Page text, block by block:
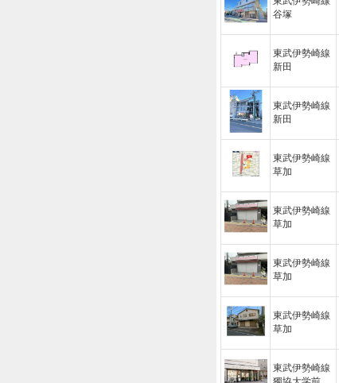
谷塚
東武伊勢崎線
新田
東武伊勢崎線
新田
東武伊勢崎線
草加
東武伊勢崎線
草加
東武伊勢崎線
草加
東武伊勢崎線
草加
東武伊勢崎線